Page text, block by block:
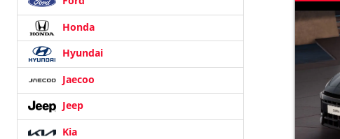
Honda
Hyundai
Jaecoo
Jeep
Kia